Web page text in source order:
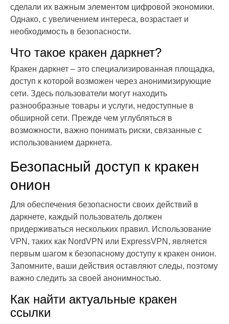
сделали их важным элементом цифровой экономики.
Однако, с увеличением интереса, возрастает и
необходимость в безопасности.
Что такое кракен даркнет?
Кракен даркнет – это специализированная площадка,
доступ к которой возможен через анонимизирующие
сети. Здесь пользователи могут находить
разнообразные товары и услуги, недоступные в
обширной сети. Прежде чем углубляться в
возможности, важно понимать риски, связанные с
использованием даркнета.
Безопасный доступ к кракен
онион
Для обеспечения безопасности своих действий в
даркнете, каждый пользователь должен
придерживаться нескольких правил. Использование
VPN, таких как NordVPN или ExpressVPN, является
первым шагом к безопасному доступу к кракен онион.
Запомните, ваши действия оставляют следы, поэтому
важно следить за своей анонимностью.
Как найти актуальные кракен
ссылки